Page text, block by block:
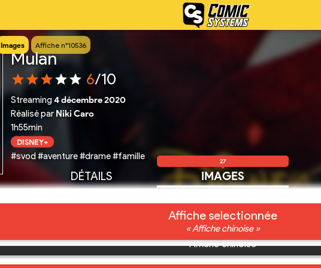
Images Affiche n°10536
Mulan
6/10
Streaming4 décembre 2020
Réalisé par Niki Caro
1h55min
DISNEY+
#svod #aventure #drame #famille
DÉTAILS IMAGES
27
Affiche selectionnée
« Affiche chinoise »
Affiche chinoise